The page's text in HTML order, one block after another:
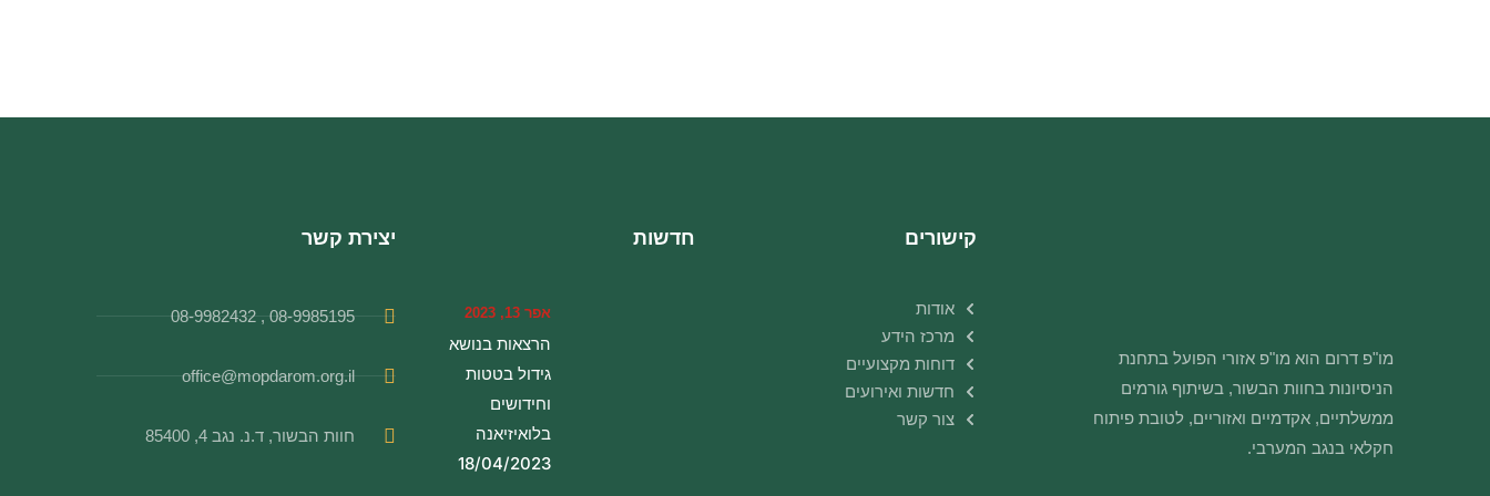
מו"פ דרום הוא מו"פ אזורי הפועל בתחנת
הניסיונות בחוות הבשור, בשיתוף גורמים
ממשלתיים, אקדמיים ואזוריים, לטובת פיתוח
חקלאי בנגב המערבי.
קישורים
אודות
מרכז הידע
דוחות מקצועיים
חדשות ואירועים
צור קשר
חדשות
אפר 13, 2023
הרצאות בנושא
גידול בטטות
וחידושים
בלואיזיאנה
18/04/2023
יצירת קשר
08-9985195 , 08-9982432
office@mopdarom.org.il
חוות הבשור, ד.נ. נגב 4, 85400